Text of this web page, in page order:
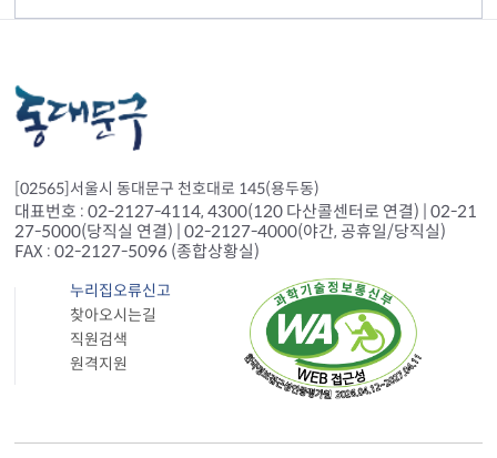
[02565]서울시 동대문구 천호대로 145(용두동)
대표번호 : 02-2127-4114, 4300(120 다산콜센터로 연결) | 02-21
27-5000(당직실 연결) | 02-2127-4000(야간, 공휴일/당직실)
FAX : 02-2127-5096 (종합상황실)
누리집오류신고
찾아오시는길
직원검색
원격지원